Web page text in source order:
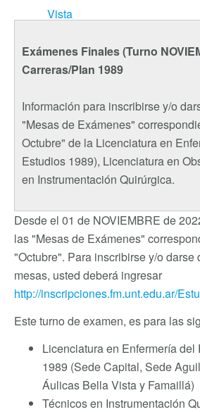
Vista
Exámenes Finales (Turno
Carreras/Plan 1989
Información para inscribirse y/o
"Mesas de Exámenes"
Octubre" de la Licenciatura en
Estudios 1989), Licenciatura en
en Instrumentación Quirúrgica.
Desde el 01 de NOVIEMBRE de
las "Mesas de Exámenes"
"Octubre". Para inscribirse y/o darse
mesas, usted deberá ingresar
http://inscripciones.fm.unt.edu.ar/
Este turno de examen, es para las
Licenciatura en Enfermería
1989 (Sede Capital, Sede
Áulicas Bella Vista y Famaillá)
Técnicos en Instrumentación